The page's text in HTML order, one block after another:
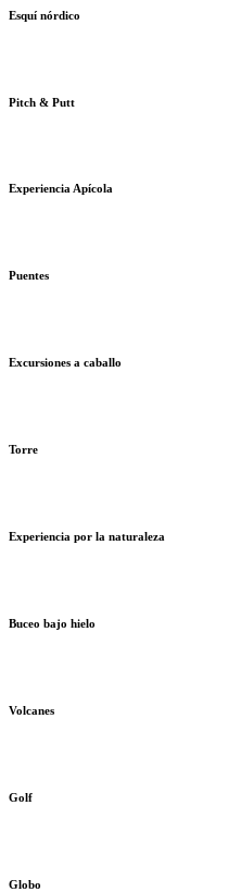
Esquí nórdico
Pitch & Putt
Experiencia Apícola
Puentes
Excursiones a caballo
Torre
Experiencia por la naturaleza
Buceo bajo hielo
Volcanes
Golf
Globo